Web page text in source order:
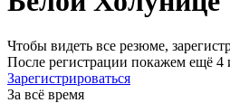
Чтобы видеть все резюме,
После регистрации покажем ещё 4
Зарегистрироваться
За всё время